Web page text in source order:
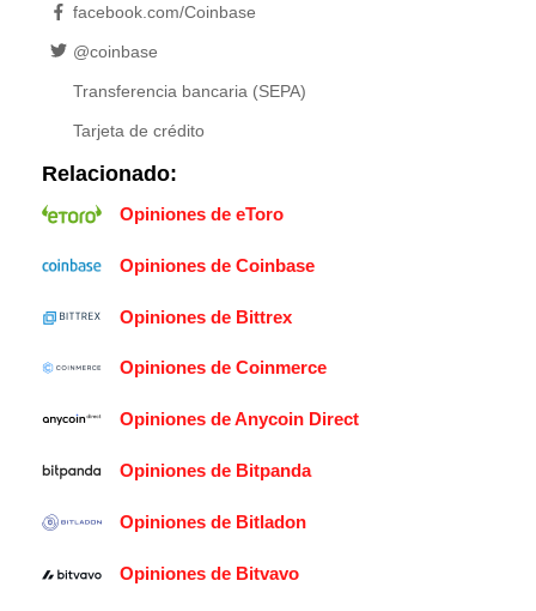
facebook.com/Coinbase
@coinbase
Transferencia bancaria (SEPA)
Tarjeta de crédito
Relacionado:
Opiniones de eToro
Opiniones de Coinbase
Opiniones de Bittrex
Opiniones de Coinmerce
Opiniones de Anycoin Direct
Opiniones de Bitpanda
Opiniones de Bitladon
Opiniones de Bitvavo